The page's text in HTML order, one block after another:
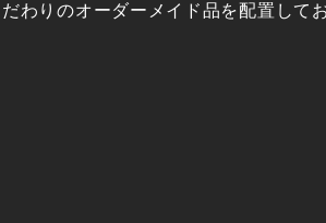
わりのオーダーメイド品を配置してお